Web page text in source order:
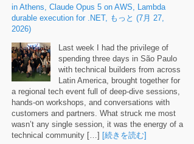
in Athens
Claude Opus 5 on AWS
Lambda
durable execution for .NET, もっと (7月 27,
2026)
Last week I had the privilege of
spending three days in São Paulo
with technical builders from across
Latin America
brought together for
a regional tech event full of deep-dive sessions
hands-on workshops
and conversations with
customers and partners
What struck me most
wasn’t any single session
it was the energy of a
technical community […] [続きを読む]